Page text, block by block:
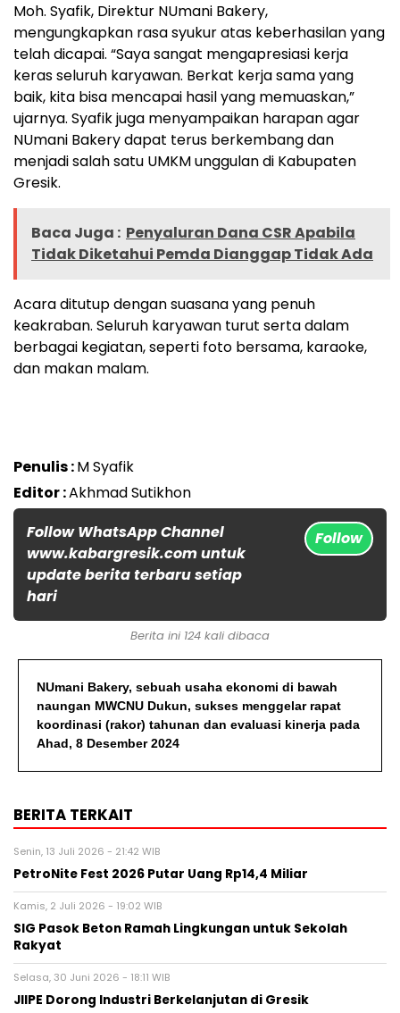
Moh. Syafik, Direktur NUmani Bakery,
mengungkapkan rasa syukur atas keberhasilan yang
telah dicapai. “Saya sangat mengapresiasi kerja
keras seluruh karyawan. Berkat kerja sama yang
baik, kita bisa mencapai hasil yang memuaskan,”
ujarnya. Syafik juga menyampaikan harapan agar
NUmani Bakery dapat terus berkembang dan
menjadi salah satu UMKM unggulan di Kabupaten
Gresik.
Baca Juga : Penyaluran Dana CSR Apabila
Tidak Diketahui Pemda Dianggap Tidak Ada
Acara ditutup dengan suasana yang penuh
keakraban. Seluruh karyawan turut serta dalam
berbagai kegiatan, seperti foto bersama, karaoke,
dan makan malam.
Penulis :M Syafik
Editor :Akhmad Sutikhon
Follow WhatsApp Channel
www.kabargresik.com untuk
update berita terbaru setiap
hari
Follow
Berita ini 124 kali dibaca
NUmani Bakery, sebuah usaha ekonomi di bawah
naungan MWCNU Dukun, sukses menggelar rapat
koordinasi (rakor) tahunan dan evaluasi kinerja pada
Ahad, 8 Desember 2024
BERITA TERKAIT
Senin, 13 Juli 2026 - 21:42 WIB
PetroNite Fest 2026 Putar Uang Rp14,4 Miliar
Kamis, 2 Juli 2026 - 19:02 WIB
SIG Pasok Beton Ramah Lingkungan untuk Sekolah
Rakyat
Selasa, 30 Juni 2026 - 18:11 WIB
JIIPE Dorong Industri Berkelanjutan di Gresik